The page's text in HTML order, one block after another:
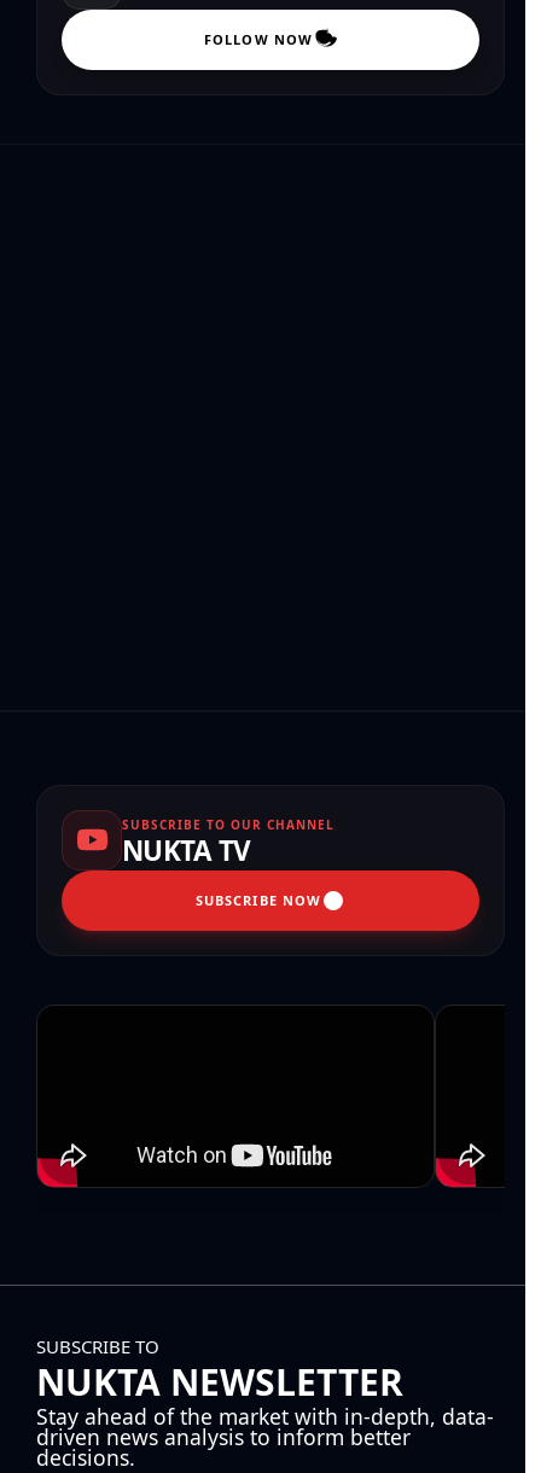
FOLLOW NOW
SUBSCRIBE TO OUR CHANNEL
NUKTA TV
SUBSCRIBE NOW
SUBSCRIBE TO
NUKTA NEWSLETTER
Stay ahead of the market with in-depth, data-
driven news analysis to inform better
decisions.